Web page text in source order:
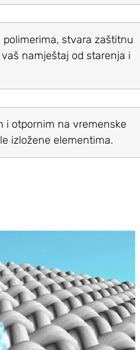
polimerima, stvara zaštitnu
namještaj od starenja i
i otpornim na vremenske
izložene elementima.